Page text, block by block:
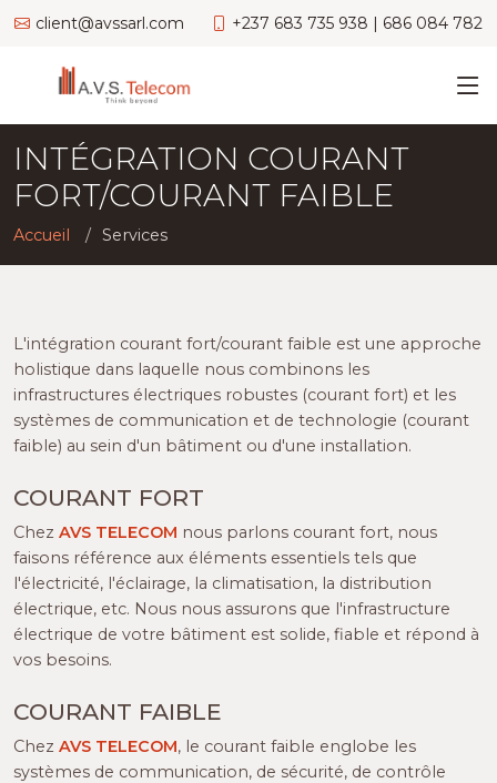
client@avssarl.com +237 683 735 938 | 686 084 782
INTÉGRATION COURANT
FORT/COURANT FAIBLE
Accueil Services
L'intégration courant fort/courant faible est une approche
holistique dans laquelle nous combinons les
infrastructures électriques robustes (courant fort) et les
systèmes de communication et de technologie (courant
faible) au sein d'un bâtiment ou d'une installation.
COURANT FORT
Chez AVS TELECOM nous parlons courant fort, nous
faisons référence aux éléments essentiels tels que
l'électricité, l'éclairage, la climatisation, la distribution
électrique, etc. Nous nous assurons que l'infrastructure
électrique de votre bâtiment est solide, fiable et répond à
vos besoins.
COURANT FAIBLE
Chez AVS TELECOM, le courant faible englobe les
systèmes de communication, de sécurité, de contrôle